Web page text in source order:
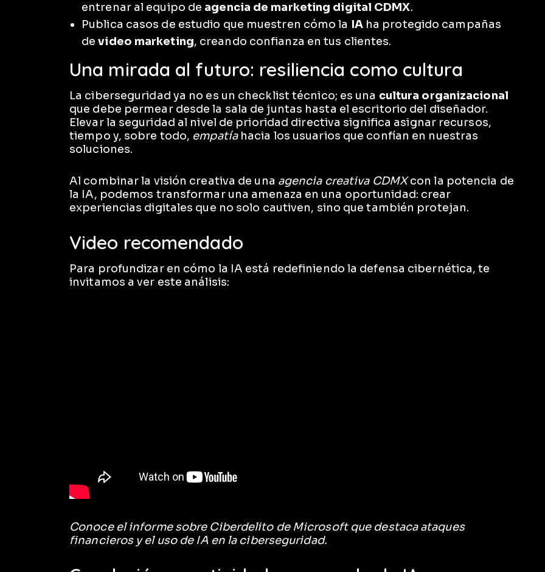
entrenar al equipo de agencia de marketing digital CDMX.
Publica casos de estudio que muestren cómo la IAha protegido campañas
devideo marketing, creando confianza en tus clientes.
Una mirada al futuro: resiliencia como cultura
La ciberseguridad ya no es un checklist técnico; es una cultura organizacional
que debe permear desde la sala de juntas hasta el escritorio del diseñador.
Elevar la seguridad al nivel de prioridad directiva significa asignar recursos,
tiempo y, sobre todo, empatíahacia los usuarios que confían en nuestras
soluciones.
Al combinar la visión creativa de una agencia creativa CDMXcon la potencia de
la IA, podemos transformar una amenaza en una oportunidad: crear
experiencias digitales que no solo cautiven, sino que también protejan.
Video recomendado
Para profundizar en cómo la IA está redefiniendo la defensa cibernética, te
invitamos a ver este análisis:
Conoce el informe sobre Ciberdelito de Microsoft que destaca ataques
financieros y el uso de IA en la ciberseguridad.